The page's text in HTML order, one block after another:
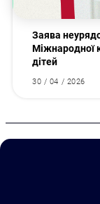
Заява
Міжнародної
дітей
30 / 04 / 2026